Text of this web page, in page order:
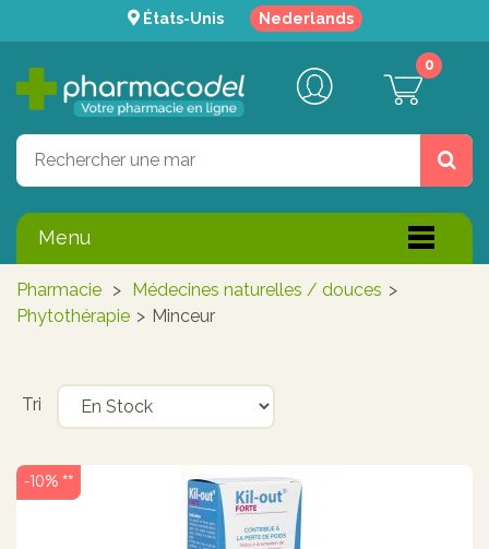
États-Unis Nederlands
0
Menu
Pharmacie > Médecines naturelles / douces >
Phytothérapie > Minceur
Tri
-10% **